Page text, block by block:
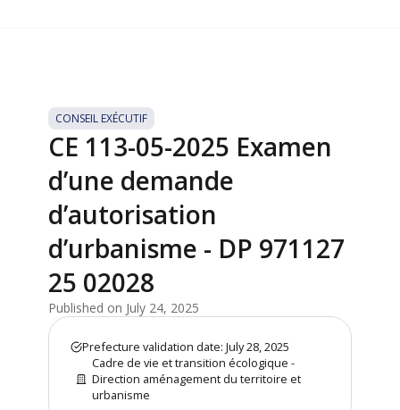
CONSEIL EXÉCUTIF
CE 113-05-2025 Examen
d’une demande
d’autorisation
d’urbanisme - DP 971127
25 02028
Published on July 24, 2025
Prefecture validation date: July 28, 2025
Cadre de vie et transition écologique -
Direction aménagement du territoire et
urbanisme